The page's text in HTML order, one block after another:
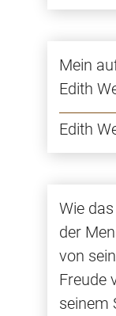
Mein
Edith
Edith
Wie
der
von
Freude
seinem